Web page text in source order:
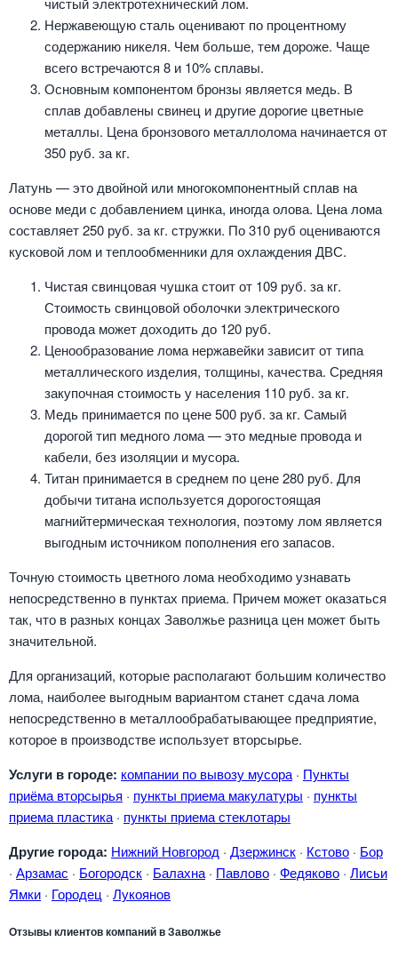
Нержавеющую сталь оценивают по процентному
содержанию никеля. Чем больше, тем дороже. Чаще
всего встречаются 8 и 10% сплавы.
Основным компонентом бронзы является медь. В
сплав добавлены свинец и другие дорогие цветные
металлы. Цена бронзового металлолома начинается от
350 руб. за кг.
Латунь — это двойной или многокомпонентный сплав на
основе меди с добавлением цинка, иногда олова. Цена лома
составляет 250 руб. за кг. стружки. По 310 руб оцениваются
кусковой лом и теплообменники для охлаждения ДВС.
Чистая свинцовая чушка стоит от 109 руб. за кг.
Стоимость свинцовой оболочки электрического
провода может доходить до 120 руб.
Ценообразование лома нержавейки зависит от типа
металлического изделия, толщины, качества. Средняя
закупочная стоимость у населения 110 руб. за кг.
Медь принимается по цене 500 руб. за кг. Самый
дорогой тип медного лома — это медные провода и
кабели, без изоляции и мусора.
Титан принимается в среднем по цене 280 руб. Для
добычи титана используется дорогостоящая
магнийтермическая технология, поэтому лом является
выгодным источником пополнения его запасов.
Точную стоимость цветного лома необходимо узнавать
непосредственно в пунктах приема. Причем может оказаться
так, что в разных концах Заволжье разница цен может быть
значительной.
Для организаций, которые располагают большим количество
лома, наиболее выгодным вариантом станет сдача лома
непосредственно в металлообрабатывающее предприятие,
которое в производстве использует вторсырье.
Услуги в городе: компании по вывозу мусора· Пункты
приёма вторсырья · пункты приема макулатуры · пункты
приема пластика· пункты приема стеклотары
Другие города: Нижний Новгород · Дзержинск · Кстово · Бор
· Арзамас · Богородск · Балахна· Павлово · Федяково · Лисьи
Ямки · Городец · Лукоянов
Отзывы клиентов компаний в Заволжье